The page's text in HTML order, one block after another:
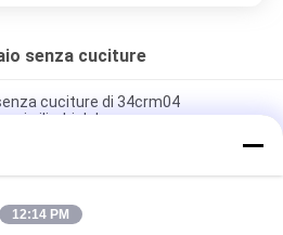
senza cuciture
cuciture di 34crm04
i cilindri del gas compresso
GB/T 5099 di sicurezza
del ODM
industriale della bombola a gas
12:14 PM